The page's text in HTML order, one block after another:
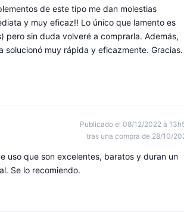
de este tipo me dan molestias
y muy eficaz!! Lo único que lamento es
pero sin duda volveré a comprarla. Además,
muy rápida y eficazmente. Gracias.
Publicado el 08/12/2022 à
tras una compra de 28/10/
uso que son excelentes, baratos y duran un
Se lo recomiendo.